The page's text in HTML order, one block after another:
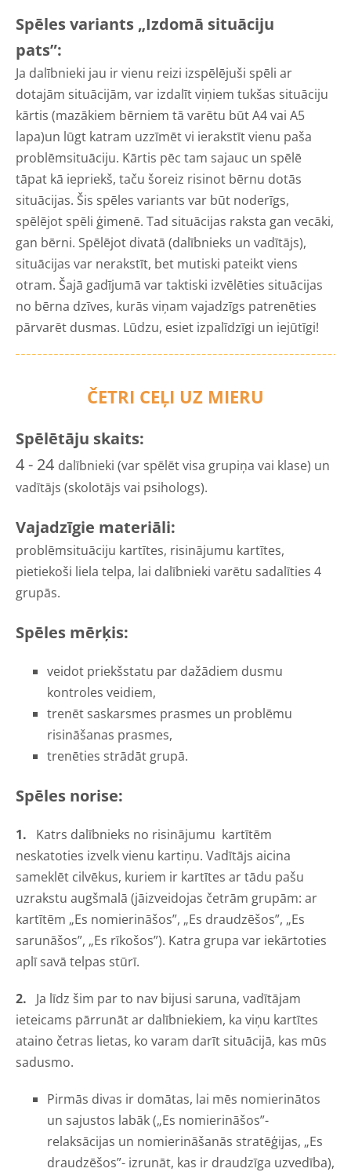
Spēles variants „Izdomā situāciju
pats”:
Ja dalībnieki jau ir vienu reizi izspēlējuši spēli ar
dotajām situācijām, var izdalīt viņiem tukšas situāciju
kārtis (mazākiem bērniem tā varētu būt A4 vai A5
lapa)un lūgt katram uzzīmēt vi ierakstīt vienu paša
problēmsituāciju. Kārtis pēc tam sajauc un spēlē
tāpat kā iepriekš, taču šoreiz risinot bērnu dotās
situācijas. Šis spēles variants var būt noderīgs,
spēlējot spēli ģimenē. Tad situācijas raksta gan vecāki,
gan bērni. Spēlējot divatā (dalībnieks un vadītājs),
situācijas var nerakstīt, bet mutiski pateikt viens
otram. Šajā gadījumā var taktiski izvēlēties situācijas
no bērna dzīves, kurās viņam vajadzīgs patrenēties
pārvarēt dusmas. Lūdzu, esiet izpalīdzīgi un iejūtīgi!
ČETRI CEĻI UZ MIERU
Spēlētāju skaits:
4 - 24 dalībnieki (var spēlēt visa grupiņa vai klase) un
vadītājs (skolotājs vai psihologs).
Vajadzīgie materiāli:
problēmsituāciju kartītes, risinājumu kartītes,
pietiekoši liela telpa, lai dalībnieki varētu sadalīties 4
grupās.
Spēles mērķis:
veidot priekšstatu par dažādiem dusmu
kontroles veidiem,
trenēt saskarsmes prasmes un problēmu
risināšanas prasmes,
trenēties strādāt grupā.
Spēles norise:
1. Katrs dalībnieks no risinājumu kartītēm
neskatoties izvelk vienu kartiņu. Vadītājs aicina
sameklēt cilvēkus, kuriem ir kartītes ar tādu pašu
uzrakstu augšmalā (jāizveidojas četrām grupām: ar
kartītēm „Es nomierināšos”, „Es draudzēšos”, „Es
sarunāšos”, „Es rīkošos”). Katra grupa var iekārtoties
aplī savā telpas stūrī.
2.
Ja līdz šim par to nav bijusi saruna, vadītājam
ieteicams pārrunāt ar dalībniekiem, ka viņu kartītes
ataino četras lietas, ko varam darīt situācijā, kas mūs
sadusmo.
Pirmās divas ir domātas, lai mēs nomierinātos
un sajustos labāk („Es nomierināšos”-
relaksācijas un nomierināšanās stratēģijas, „Es
draudzēšos”- izrunāt, kas ir draudzīga uzvedība),